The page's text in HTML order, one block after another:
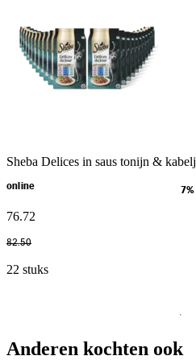
Sheba Delices in saus tonijn &
online
76.72
82.50
22 stuks
Anderen kochten ook